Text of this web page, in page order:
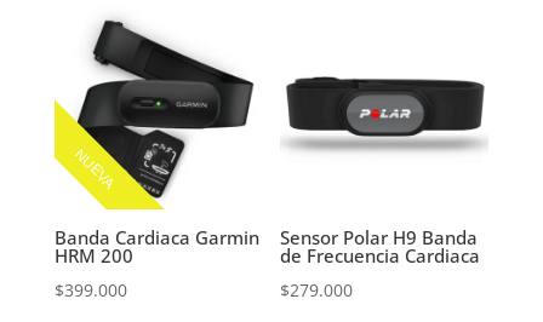
$460.000.
NUEVA
Banda Cardiaca Garmin
HRM 200
$399.000
Sensor Polar H9 Banda
de Frecuencia Cardiaca
$279.000